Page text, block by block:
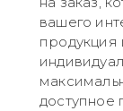
вашего
продукция
доступное